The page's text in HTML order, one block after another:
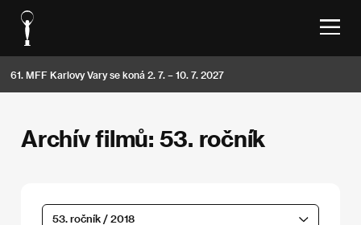
61. MFF Karlovy Vary se koná 2. 7. – 10. 7. 2027
Archív filmů: 53. ročník
53. ročník / 2018